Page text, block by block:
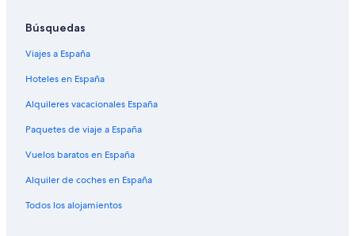
Búsquedas
Viajes a España
Hoteles en España
Alquileres vacacionales España
Paquetes de viaje a España
Vuelos baratos en España
Alquiler de coches en España
Todos los alojamientos